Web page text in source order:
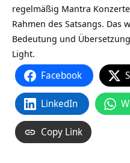
regelmäßig Mantra
Rahmen des Satsangs. Das
Bedeutung und
Light.
Facebook
LinkedIn
Copy Link